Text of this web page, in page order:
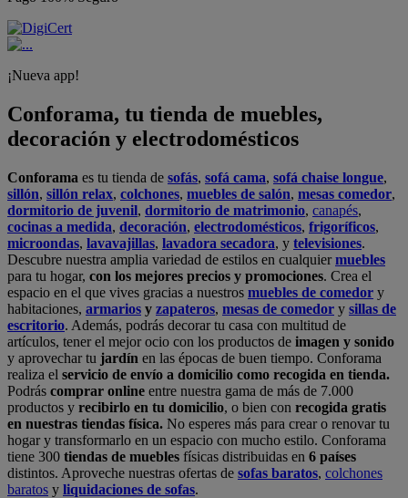
¡Nueva app!
Conforama, tu tienda de muebles,
decoración y electrodomésticos
Conforama es tu tienda de sofás, sofá cama, sofá chaise longue,
sillón, sillón relax, colchones, muebles de salón, mesas comedor,
dormitorio de juvenil, dormitorio de matrimonio, canapés,
cocinas a medida, decoración, electrodomésticos, frigoríficos,
microondas, lavavajillas, lavadora secadora, y televisiones.
Descubre nuestra amplia variedad de estilos en cualquiermuebles
para tu hogar, con los mejores precios y promociones. Crea el
espacio en el que vives gracias a nuestros muebles de comedor y
habitaciones, armarios y zapateros, mesas de comedor y sillas de
escritorio. Además, podrás decorar tu casa con multitud de
artículos, tener el mejor ocio con los productos de imagen y sonido
y aprovechar tu jardín en las épocas de buen tiempo. Conforama
realiza el servicio de envío a domicilio como recogida en tienda.
Podrás comprar online entre nuestra gama de más de 7.000
productos y recibirlo en tu domicilio, o bien con recogida gratis
en nuestras tiendas física. No esperes más para crear o renovar tu
hogar y transformarlo en un espacio con mucho estilo. Conforama
tiene 300 tiendas de muebles físicas distribuidas en 6 países
distintos. Aproveche nuestras ofertas de sofas baratos, colchones
baratos y liquidaciones de sofas.